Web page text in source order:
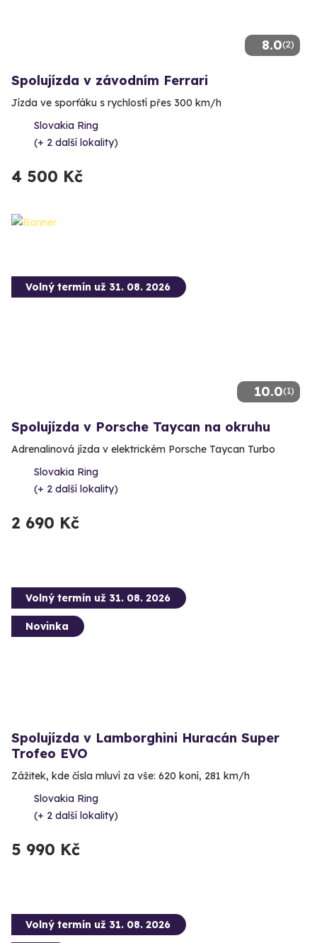
8.0(2)
Spolujízda v závodním Ferrari
Jízda ve sporťáku s rychlostí přes 300 km/h
Slovakia Ring
(+ 2 další lokality)
4 500 Kč
10.0(1)
Volný termín už 31. 08. 2026
Spolujízda v Porsche Taycan na okruhu
Adrenalinová jízda v elektrickém Porsche Taycan Turbo
Slovakia Ring
(+ 2 další lokality)
2 690 Kč
Volný termín už 31. 08. 2026
Novinka
Spolujízda v Lamborghini Huracán Super
Trofeo EVO
Zážitek, kde čísla mluví za vše: 620 koní, 281 km/h
Slovakia Ring
(+ 2 další lokality)
5 990 Kč
Volný termín už 31. 08. 2026